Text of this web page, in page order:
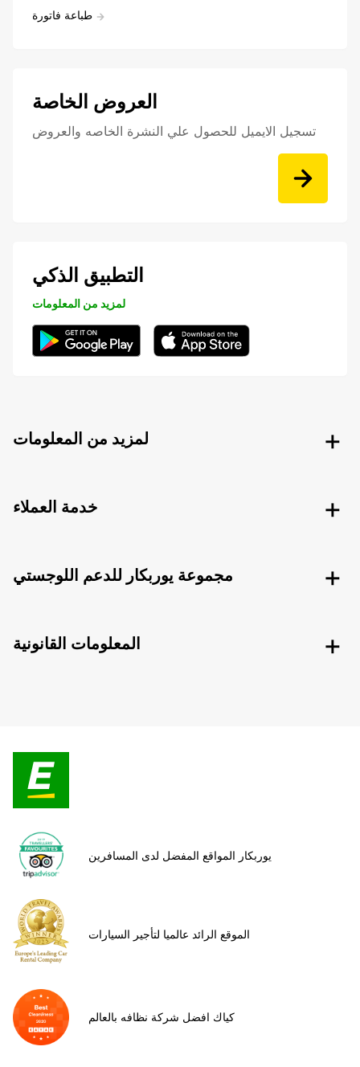
طباعة فاتورة
العروض الخاصة
تسجيل الايميل للحصول علي النشرة الخاصه والعروض
التطبيق الذكي
لمزيد من المعلومات
لمزيد من المعلومات
خدمة العملاء
مجموعة يوربكار للدعم اللوجستي
المعلومات القانونية
يوربكار المواقع المفضل لدى المسافرين
الموقع الرائد عالميا لتأجير السيارات
كياك افضل شركة نظافه بالعالم